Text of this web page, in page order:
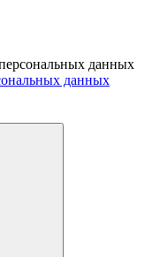
данных
данных